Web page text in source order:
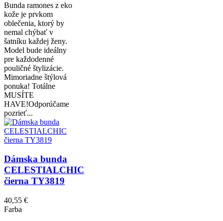
Bunda ramones z eko
kože je prvkom
oblečenia, ktorý by
nemal chýbať v
šatníku každej ženy.
Model bude ideálny
pre každodenné
pouličné štylizácie.
Mimoriadne štýlová
ponuka! Totálne
MUSÍTE
HAVE!Odporúčame
pozrieť...
Dámska bunda
CELESTIALCHIC
čierna TY3819
40,55 €
Farba